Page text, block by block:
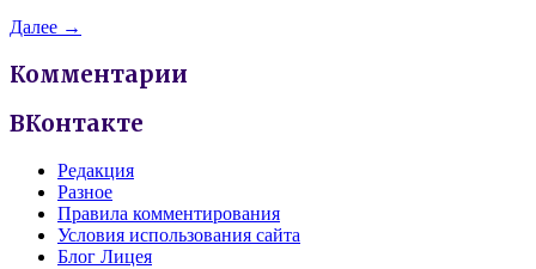
Далее →
Комментарии
ВКонтакте
Редакция
Разное
Правила комментирования
Условия использования сайта
Блог Лицея